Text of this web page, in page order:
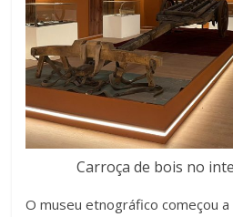
Carroça de bois no
O museu etnográfico começou